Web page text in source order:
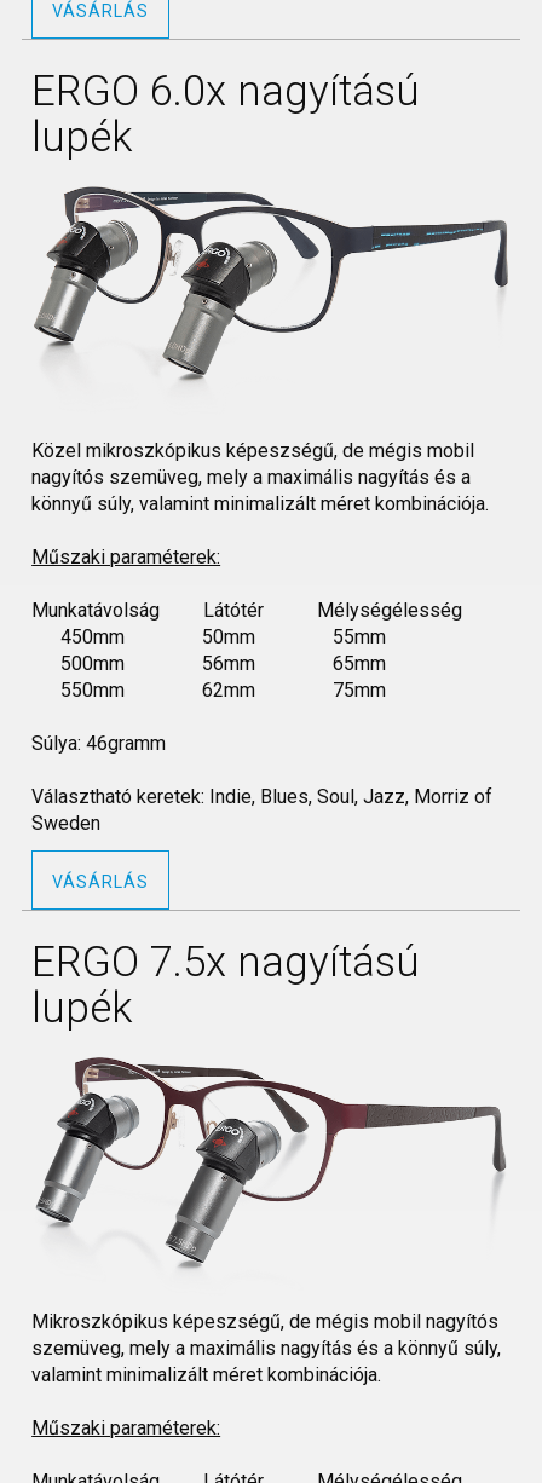
VÁSÁRLÁS
ERGO 6.0x nagyítású
lupék
Közel mikroszkópikus képeszségű, de mégis mobil
nagyítós szemüveg, mely a maximális nagyítás és a
könnyű súly, valamint minimalizált méret kombinációja.
Műszaki paraméterek:
Munkatávolság Látótér Mélységélesség
450mm 50mm 55mm
500mm 56mm 65mm
550mm 62mm 75mm
Súlya: 46gramm
Választható keretek: Indie, Blues, Soul, Jazz, Morriz of
Sweden
VÁSÁRLÁS
ERGO 7.5x nagyítású
lupék
Mikroszkópikus képeszségű, de mégis mobil nagyítós
szemüveg, mely a maximális nagyítás és a könnyű súly,
valamint minimalizált méret kombinációja.
Műszaki paraméterek: